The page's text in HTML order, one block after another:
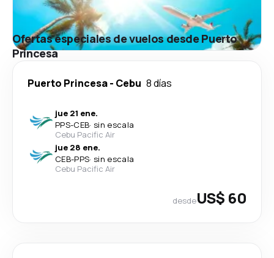
Ofertas especiales de vuelos desde Puerto
Princesa
Puerto Princesa- Cebu 8 días
jue 21 ene.
PPS-CEB· sin escala
Cebu Pacific Air
jue 28 ene.
CEB-PPS· sin escala
Cebu Pacific Air
desdeUS$ 60